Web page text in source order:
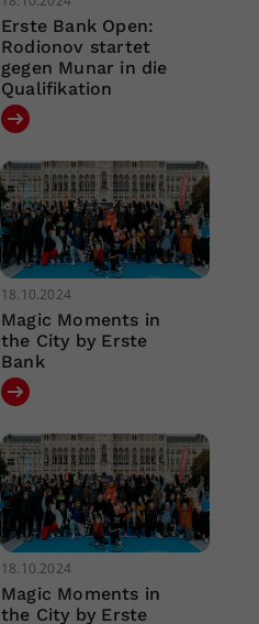
Erste Bank Open:
Rodionov startet
gegen Munar in die
Qualifikation
18.10.2024
Magic Moments in
the City by Erste
Bank
18.10.2024
Magic Moments in
the City by Erste